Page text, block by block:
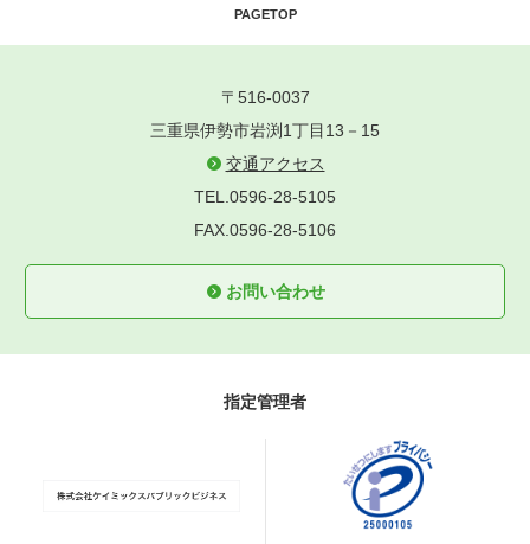
PAGETOP
〒516-0037
三重県伊勢市岩渕1丁目13－15
交通アクセス
TEL.0596-28-5105
FAX.0596-28-5106
お問い合わせ
指定管理者